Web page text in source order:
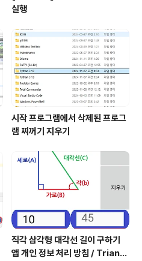
실행
시작 프로그램에서 삭제된 프로그
램 찌꺼기 지우기
직각 삼각형 대각선 길이 구하기
앱 개인 정보 처리 방침 / Triangl